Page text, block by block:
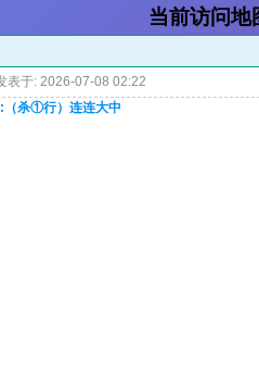
当前访问地
表于: 2026-07-08 02:22
（杀①行）连连大中